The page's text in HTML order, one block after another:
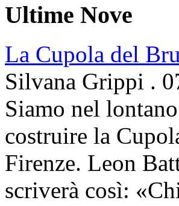
Ultime Nove
La Cupola del
Silvana Grippi .
Siamo nel
costruire la
Firenze. Leon
scriverà così: